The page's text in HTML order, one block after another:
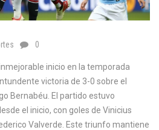
0
inicio en la temporada
victoria de 3-0 sobre el
Bernabéu. El partido estuvo
el inicio, con goles de Vinicius
Valverde. Este triunfo mantiene